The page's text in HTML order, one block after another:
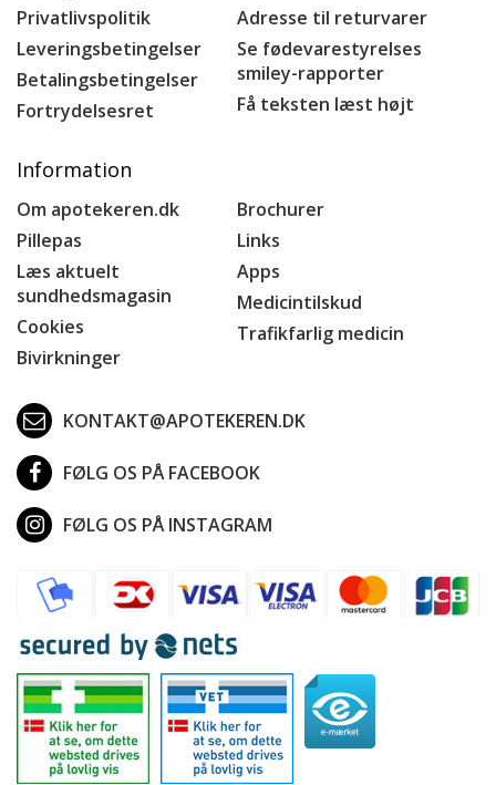
Privatlivspolitik
Leveringsbetingelser
Betalingsbetingelser
Fortrydelsesret
Adresse til returvarer
Se fødevarestyrelses
smiley-rapporter
Få teksten læst højt
Information
Om apotekeren.dk
Pillepas
Læs aktuelt
sundhedsmagasin
Cookies
Bivirkninger
Brochurer
Links
Apps
Medicintilskud
Trafikfarlig medicin
KONTAKT@APOTEKEREN.DK
FØLG OS PÅ FACEBOOK
FØLG OS PÅ INSTAGRAM